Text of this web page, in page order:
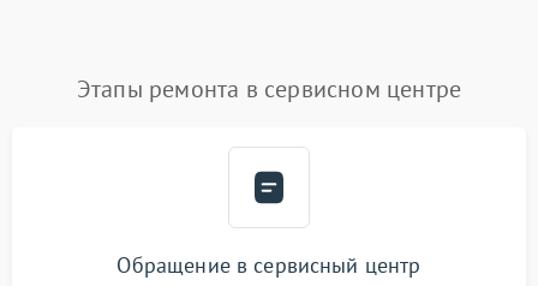
Этапы ремонта в сервисном центре
Обращение в сервисный центр